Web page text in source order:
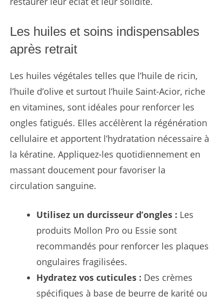
Les huiles et soins indispensables
après retrait
Les huiles végétales telles que l’huile de ricin,
l’huile d’olive et surtout l’huile Saint-Acior, riche
en vitamines, sont idéales pour renforcer les
ongles fatigués. Elles accélèrent la régénération
cellulaire et apportent l’hydratation nécessaire à
la kératine. Appliquez-les quotidiennement en
massant doucement pour favoriser la
circulation sanguine.
Utilisez un durcisseur d’ongles : Les
produits Mollon Pro ou Essie sont
recommandés pour renforcer les plaques
ongulaires fragilisées.
Hydratez vos cuticules : Des crèmes
spécifiques à base de beurre de karité ou